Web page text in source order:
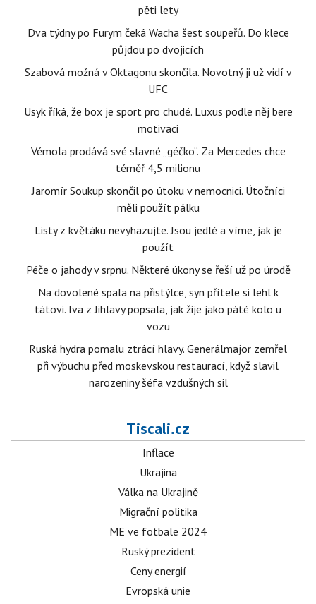
pěti lety
Dva týdny po Furym čeká Wacha šest soupeřů. Do klece
půjdou po dvojicích
Szabová možná v Oktagonu skončila. Novotný ji už vidí v
UFC
Usyk říká, že box je sport pro chudé. Luxus podle něj bere
motivaci
Vémola prodává své slavné „géčko“. Za Mercedes chce
téměř 4,5 milionu
Jaromír Soukup skončil po útoku v nemocnici. Útočníci
měli použít pálku
Listy z květáku nevyhazujte. Jsou jedlé a víme, jak je
použít
Péče o jahody v srpnu. Některé úkony se řeší už po úrodě
Na dovolené spala na přistýlce, syn přítele si lehl k
tátovi. Iva z Jihlavy popsala, jak žije jako páté kolo u
vozu
Ruská hydra pomalu ztrácí hlavy. Generálmajor zemřel
při výbuchu před moskevskou restaurací, když slavil
narozeniny šéfa vzdušných sil
Tiscali.cz
Inflace
Ukrajina
Válka na Ukrajině
Migrační politika
ME ve fotbale 2024
Ruský prezident
Ceny energií
Evropská unie